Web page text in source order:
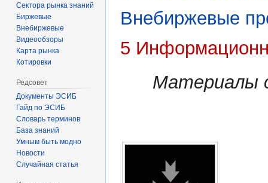
Внебиржевые
5
Материалы
Сектора рынка знаний
Биржевые
Внебиржевые
Видеообзоры
Карта рынка
Котировки
Редсовет
Документы ЭСИБ
Гайд по ЭСИБ
Словарь терминов
База знаний
Умным быть модно
Новости
Случайная статья